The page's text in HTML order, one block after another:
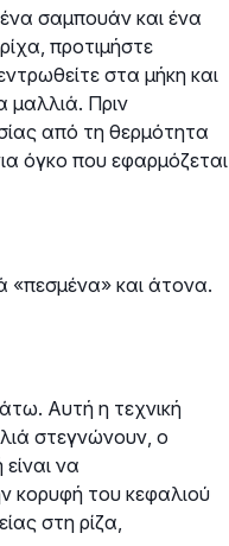
ένα σαμπουάν και ένα
προτιμήστε
στα μήκη και
μαλλιά. Πριν
από τη θερμότητα
όγκο που εφαρμόζεται
«πεσμένα» και άτονα.
Αυτή η τεχνική
στεγνώνουν, ο
να
κορυφή του κεφαλιού
στη ρίζα,